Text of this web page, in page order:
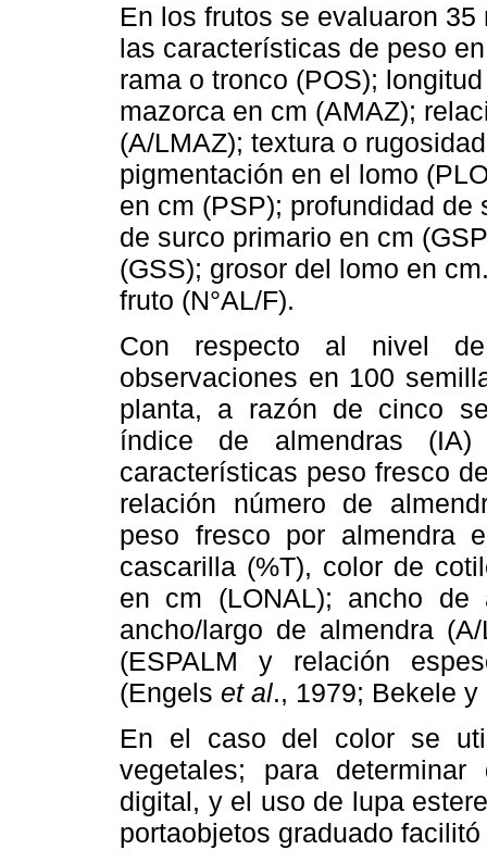
En los frutos se evaluaron
las características de peso
rama o tronco (POS);
mazorca en cm (AMAZ);
(A/LMAZ); textura o
pigmentación en el lomo
en cm (PSP); profundidad
de surco primario en cm
(GSS); grosor del lomo en
fruto (N°AL/F).
Con respecto al nivel
observaciones en 100
planta, a razón de cinco
índice de almendras
características peso fresco
relación número de
peso fresco por almendra
cascarilla (%T), color de
en cm (LONAL); ancho de
ancho/largo de almendra
(ESPALM y relación
(Engels et al., 1979; Bekele
En el caso del color se
vegetales; para
digital, y el uso de lupa
portaobjetos graduado